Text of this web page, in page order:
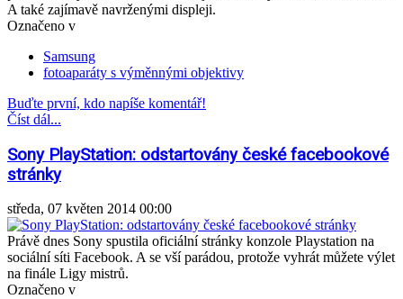
A také zajímavě navrženými displeji.
Označeno v
Samsung
fotoaparáty s výměnnými objektivy
Buďte první, kdo napíše komentář!
Číst dál...
Sony PlayStation: odstartovány české facebookové
stránky
středa, 07 květen 2014 00:00
Právě dnes Sony spustila oficiální stránky konzole Playstation na
sociální síti Facebook. A se vší parádou, protože vyhrát můžete výlet
na finále Ligy mistrů.
Označeno v